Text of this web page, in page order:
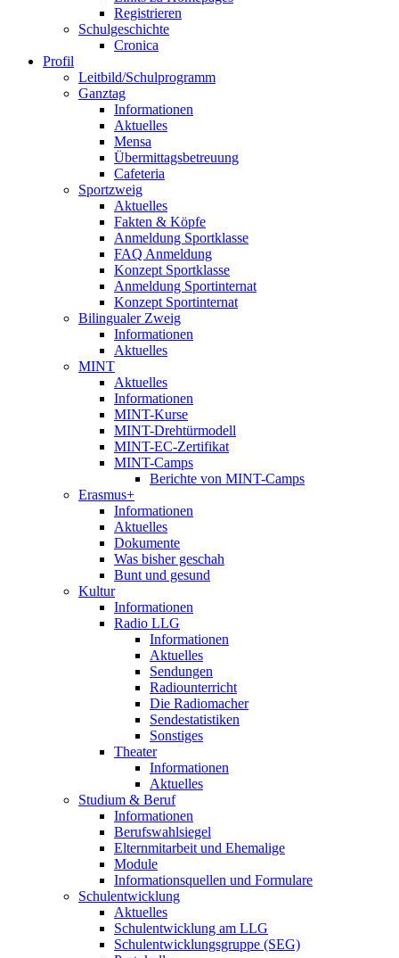
Registrieren
Schulgeschichte
Cronica
Profil
Leitbild/Schulprogramm
Ganztag
Informationen
Aktuelles
Mensa
Übermittagsbetreuung
Cafeteria
Sportzweig
Aktuelles
Fakten & Köpfe
Anmeldung Sportklasse
FAQ Anmeldung
Konzept Sportklasse
Anmeldung Sportinternat
Konzept Sportinternat
Bilingualer Zweig
Informationen
Aktuelles
MINT
Aktuelles
Informationen
MINT-Kurse
MINT-Drehtürmodell
MINT-EC-Zertifikat
MINT-Camps
Berichte von MINT-Camps
Erasmus+
Informationen
Aktuelles
Dokumente
Was bisher geschah
Bunt und gesund
Kultur
Informationen
Radio LLG
Informationen
Aktuelles
Sendungen
Radiounterricht
Die Radiomacher
Sendestatistiken
Sonstiges
Theater
Informationen
Aktuelles
Studium & Beruf
Informationen
Berufswahlsiegel
Elternmitarbeit und Ehemalige
Module
Informationsquellen und Formulare
Schulentwicklung
Aktuelles
Schulentwicklung am LLG
Schulentwicklungsgruppe (SEG)